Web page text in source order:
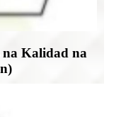
Kalidad na